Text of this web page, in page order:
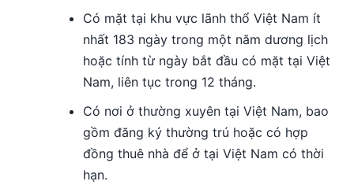
Có mặt tại khu vực lãnh thổ Việt Nam ít
nhất 183 ngày trong một năm dương lịch
hoặc tính từ ngày bắt đầu có mặt tại Việt
Nam, liên tục trong 12 tháng.
Có nơi ở thường xuyên tại Việt Nam, bao
gồm đăng ký thường trú hoặc có hợp
đồng thuê nhà để ở tại Việt Nam có thời
hạn.